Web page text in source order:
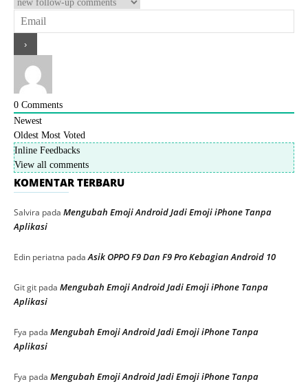
0 Comments
Newest
Oldest Most Voted
Inline Feedbacks
View all comments
KOMENTAR TERBARU
Salvira pada Mengubah Emoji Android Jadi Emoji iPhone Tanpa
Aplikasi
Edin periatna padaAsik OPPO F9 Dan F9 Pro Kebagian Android 10
Git git pada Mengubah Emoji Android Jadi Emoji iPhone Tanpa
Aplikasi
Fya pada Mengubah Emoji Android Jadi Emoji iPhone Tanpa
Aplikasi
Fya pada Mengubah Emoji Android Jadi Emoji iPhone Tanpa